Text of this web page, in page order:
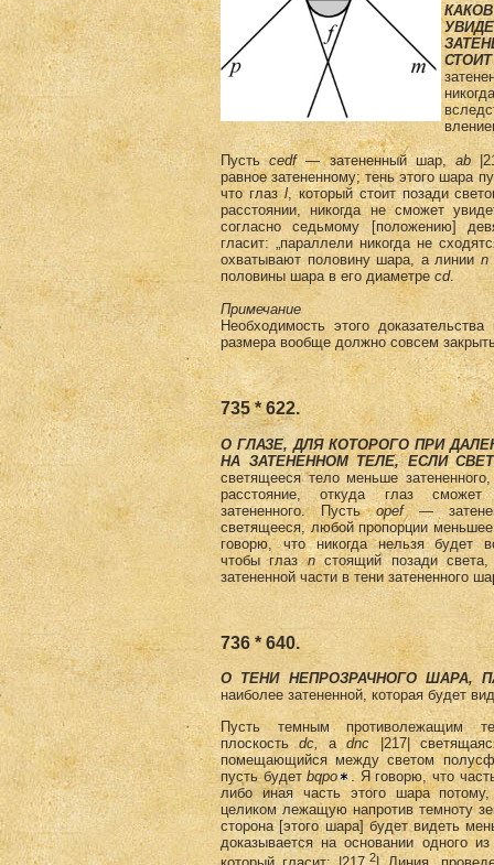
Пустьcedf— затененный шар,аb
равное затененному; тень этого шара
что глазl, который стоит позади
расстоянии, никогда не сможет
согласно седьмому [положению]
гласит: „параллели никогда не
охватывают половину шара, а линии n
половины шара в его диаметре cd.
Примечание
Необходимость этого
размера вообще должно совсем
735 * 622.
О ГЛАЗЕ, ДЛЯ КОТОРОГО ПРИ
НА ЗАТЕНЕННОМ ТЕЛЕ, ЕСЛИ
светящееся тело меньше
расстояние, откуда глаз
затененного. Пустьopef—
светящееся, любой пропорции
говорю, что никогда нельзя будет
чтобы глазnстоящий позади
затененной части в тени затененного
736 * 640.
О ТЕНИ НЕПРОЗРАЧНОГО ШАРА,
наиболее затененной, которая будет
Пусть темным противолежащим
плоскостьdc adnc|217|
помещающийся между светом
пусть будетbqpo
. Я говорю, что
либо иная часть этого шара
целиком лежащую напротив темноту
сторона [этого шара] будет видеть
доказывается на основании одного
2